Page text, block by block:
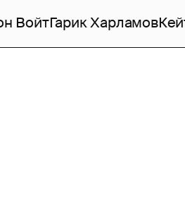
ВойтГарик Харламов